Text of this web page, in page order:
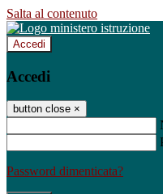
Salta al contenuto
Accedi
Accedi
button close ×
Password dimenticata?